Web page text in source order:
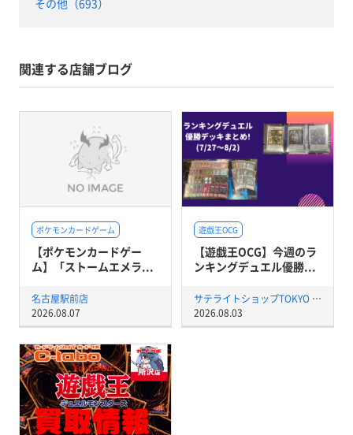
その他（693）
関連する店舗ブログ
ポケモンカードゲーム
【ポケモンカードゲー
ム】「ストームエメラ...
名古屋駅前店
2026.08.07
遊戯王OCG
【遊戯王OCG】今週のラ
ンキングデュエル優勝...
サテライトショップTOKYO 秋葉原店
2026.08.03